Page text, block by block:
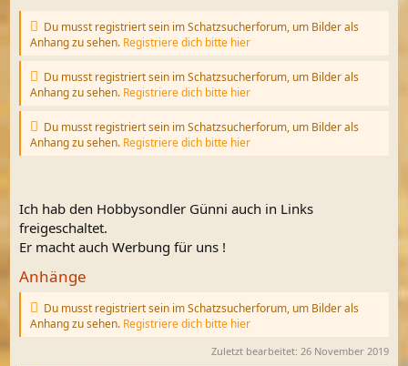
Du musst registriert sein im Schatzsucherforum, um Bilder als
Anhang zu sehen. Registriere dich bitte hier
Du musst registriert sein im Schatzsucherforum, um Bilder als
Anhang zu sehen. Registriere dich bitte hier
Du musst registriert sein im Schatzsucherforum, um Bilder als
Anhang zu sehen. Registriere dich bitte hier
Ich hab den Hobbysondler Günni auch in Links
freigeschaltet.
Er macht auch Werbung für uns !
Anhänge
Du musst registriert sein im Schatzsucherforum, um Bilder als
Anhang zu sehen. Registriere dich bitte hier
Zuletzt bearbeitet: 26 November 2019